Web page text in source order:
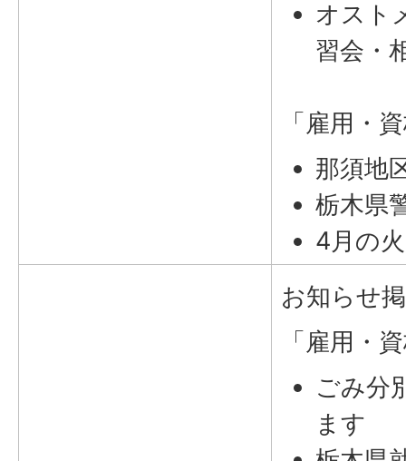
オスト
習会・
「雇用・
那須地
栃木県
4月の
お知らせ
「雇用・
ごみ分
ます